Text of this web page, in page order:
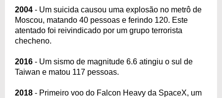
2004 - Um suicida causou uma explosão no metrô de
Moscou, matando 40 pessoas e ferindo 120. Este
atentado foi reivindicado por um grupo terrorista
checheno.
2016 - Um sismo de magnitude 6.6 atingiu o sul de
Taiwan e matou 117 pessoas.
2018 - Primeiro voo do Falcon Heavy da SpaceX, um